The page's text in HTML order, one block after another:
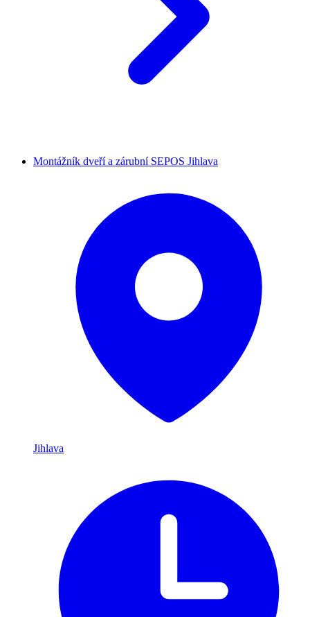
Montážník dveří a zárubní SEPOS Jihlava
Jihlava